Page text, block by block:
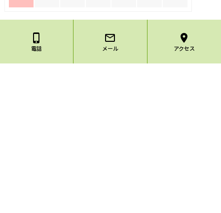
phone_iphone
電話
mail_outline
メール
location_on
アクセス